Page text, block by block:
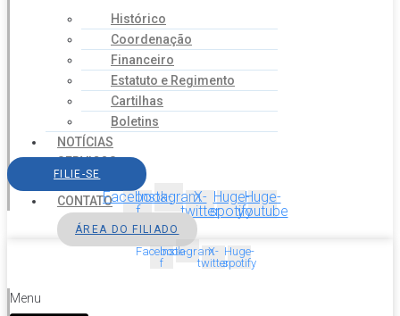
Histórico
Coordenação
Financeiro
Estatuto e Regimento
Cartilhas
Boletins
NOTÍCIAS
SERVIÇOS
AGENDA
CONTATO
FILIE-SE
Facebook-
f
InstagramX-
twitter
Huge-
spotify
Huge-
youtube
ÁREA DO FILIADO
Facebook-
f
InstagramX-
twitter
Huge-
spotify
Menu